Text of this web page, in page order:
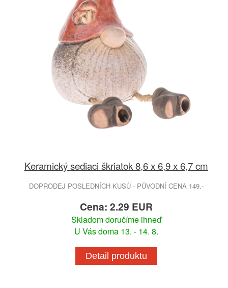
Keramický sediaci škriatok 8,6 x 6,9 x 6,7 cm
DOPRODEJ POSLEDNÍCH KUSŮ - PŮVODNÍ CENA 149.-
Cena: 2.29 EUR
Skladom doručíme ihneď
U Vás doma 13. - 14. 8.
Detail produktu